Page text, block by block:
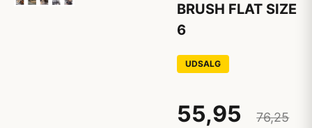
BRUSH FLAT SIZE
6
UDSALG
55,95
76,25